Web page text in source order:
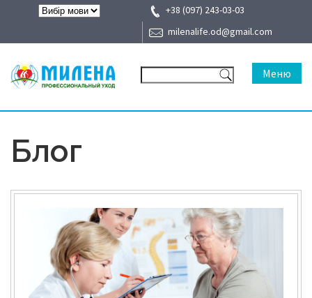
+38 (097) 243-03-03
milenalife.od@gmail.com
Меню
Блог